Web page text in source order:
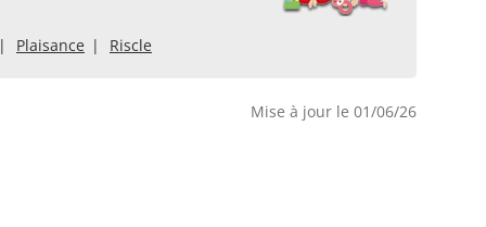
Plaisance Riscle
Mise à jour le 01/06/26